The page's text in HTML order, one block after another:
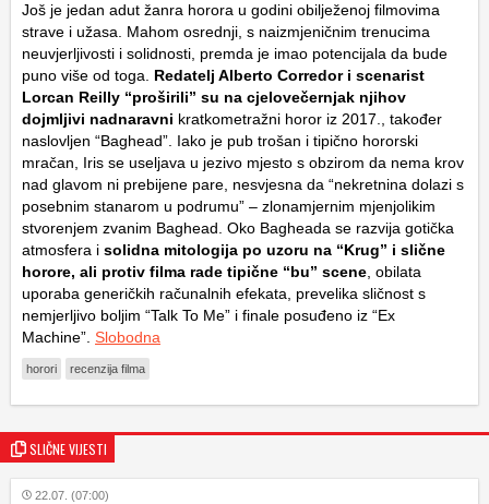
Još je jedan adut žanra horora u godini obilježenoj filmovima
strave i užasa. Mahom osrednji, s naizmjeničnim trenucima
neuvjerljivosti i solidnosti, premda je imao potencijala da bude
puno više od toga.
Redatelj Alberto Corredor i scenarist
Lorcan Reilly “proširili” su na cjelovečernjak njihov
dojmljivi nadnaravni kratkometražni horor iz 2017., također
naslovljen “Baghead”. Iako je pub trošan i tipično hororski
mračan, Iris se useljava u jezivo mjesto s obzirom da nema krov
nad glavom ni prebijene pare, nesvjesna da “nekretnina dolazi s
posebnim stanarom u podrumu” – zlonamjernim mjenjolikim
stvorenjem zvanim Baghead. Oko Bagheada se razvija gotička
atmosfera i solidna mitologija po uzoru na “Krug” i slične
horore, ali protiv filma rade tipične “bu” scene , obilata
uporaba generičkih računalnih efekata, prevelika sličnost s
nemjerljivo boljim “Talk To Me” i finale posuđeno iz “Ex
Machine”. Slobodna
horori recenzija filma
SLIČNE VIJESTI
22.07. (07:00)